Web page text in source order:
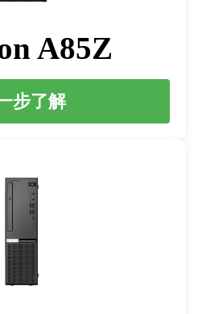
A85Z
步了解